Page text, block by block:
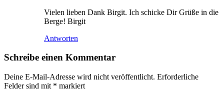
Vielen lieben Dank Birgit. Ich schicke Dir Grüße in die
Berge! Birgit
Antworten
Schreibe einen Kommentar
Deine E-Mail-Adresse wird nicht veröffentlicht. Erforderliche
Felder sind mit * markiert